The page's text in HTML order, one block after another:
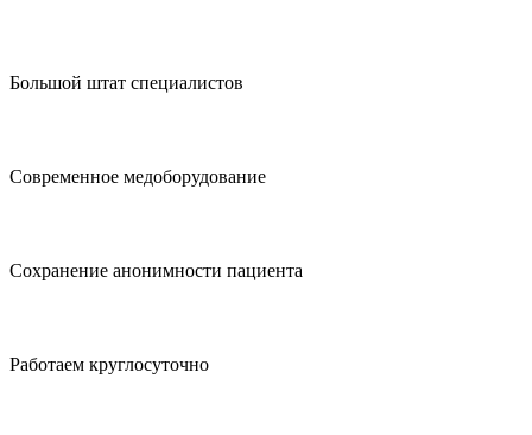
Большой штат специалистов
Современное медоборудование
Сохранение анонимности пациента
Работаем круглосуточно